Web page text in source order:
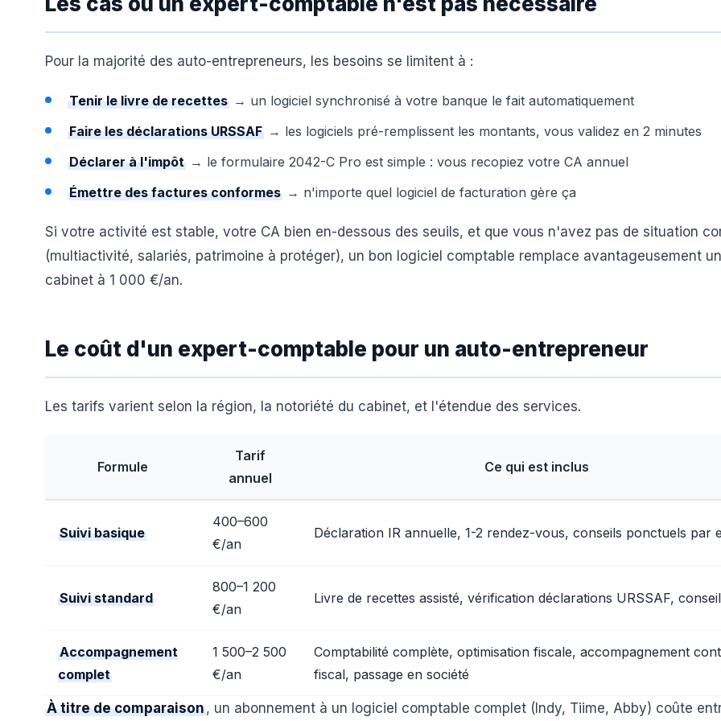
Pour la majorité des auto-entrepreneurs, les besoins se limitent à :
Tenir le livre de recettes → un logiciel synchronisé à votre banque le fait automatiquement
Faire les déclarations URSSAF → les logiciels pré-remplissent les montants, vous validez en 2 minutes
Déclarer à l'impôt → le formulaire 2042-C Pro est simple : vous recopiez votre CA annuel
Émettre des factures conformes → n'importe quel logiciel de facturation gère ça
Si votre activité est stable, votre CA bien en-dessous des seuils, et que vous n'avez pas de situation
(multiactivité, salariés, patrimoine à protéger), un bon logiciel comptable remplace avantageusement un
cabinet à 1 000 €/an.
Le coût d'un expert-comptable pour un auto-entrepreneur
Les tarifs varient selon la région, la notoriété du cabinet, et l'étendue des services.
Formule
Tarif
annuel
Ce qui est inclus
Suivi basique
400–600
€/an
Déclaration IR annuelle, 1-2 rendez-vous, conseils ponctuels par
Suivi standard
800–1 200
€/an
Livre de recettes assisté, vérification déclarations URSSAF,
Accompagnement
complet
1 500–2 500
€/an
Comptabilité complète, optimisation fiscale, accompagnement
fiscal, passage en société
À titre de comparaison, un abonnement à un logiciel comptable complet (Indy, Tiime, Abby) coûte